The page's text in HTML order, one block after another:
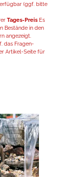
(ggf. bitte
Tages-Preis Es
Bestände in den
angezeigt.
das Fragen-
Artikel-Seite für